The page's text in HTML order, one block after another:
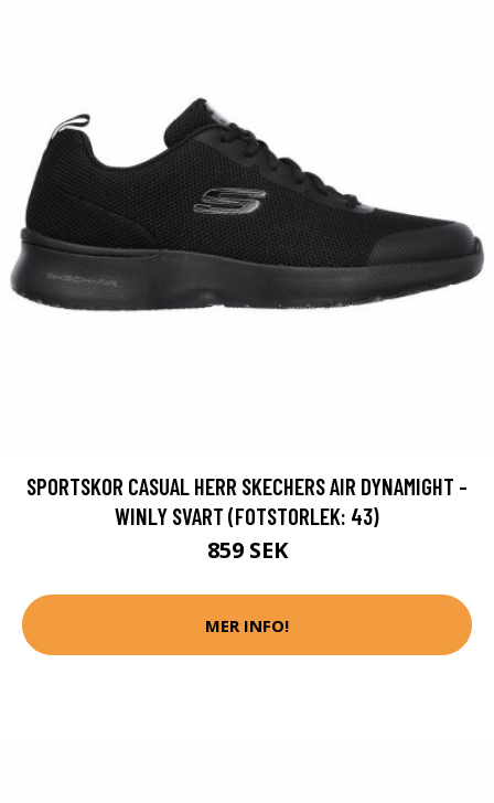
SPORTSKOR CASUAL HERR SKECHERS AIR DYNAMIGHT -
WINLY SVART (FOTSTORLEK: 43)
859 SEK
MER INFO!